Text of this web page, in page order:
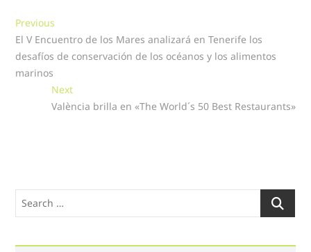
Navegación
de
entradas
Previous
post:
El V Encuentro de los Mares analizará en Tenerife los
desafíos de conservación de los océanos y los alimentos
marinos
NextNext
post:
València brilla en «The World´s 50 Best Restaurants»
Search